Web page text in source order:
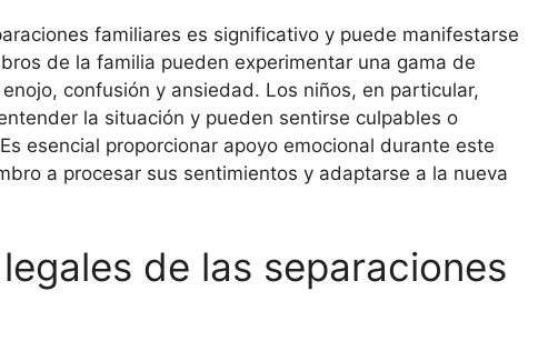
familiares es significativo y puede manifestarse
de la familia pueden experimentar una gama de
confusión y ansiedad. Los niños, en particular,
la situación y pueden sentirse culpables o
esencial proporcionar apoyo emocional durante este
a procesar sus sentimientos y adaptarse a la nueva
de las separaciones